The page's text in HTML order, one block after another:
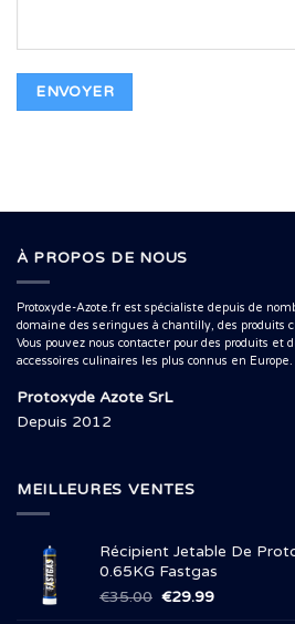
À PROPOS DE NOUS
Protoxyde-Azote.fr est spécialiste depuis de
domaine des seringues à chantilly, des produits
Vous pouvez nous contacter pour des produits et
accessoires culinaires les plus connus en Europe.
Protoxyde Azote SrL
Depuis 2012
MEILLEURES VENTES
Récipient Jetable De
0.65KG Fastgas
€35.00 Le
€29.99Le